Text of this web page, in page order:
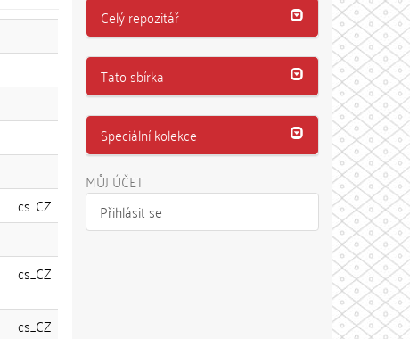
cs_CZ
cs_CZ
cs_CZ
Celý repozitář
Tato sbírka
Speciální kolekce
MŮJ ÚČET
Přihlásit se